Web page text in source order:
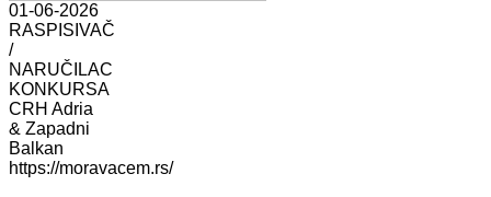
01-06-2026
RASPISIVAČ
/
NARUČILAC
KONKURSA
CRH Adria
& Zapadni
Balkan
https://moravacem.rs/